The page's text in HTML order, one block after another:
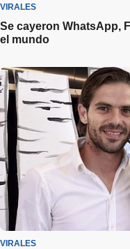
VIRALES
Se cayeron WhatsApp,
el mundo
VIRALES